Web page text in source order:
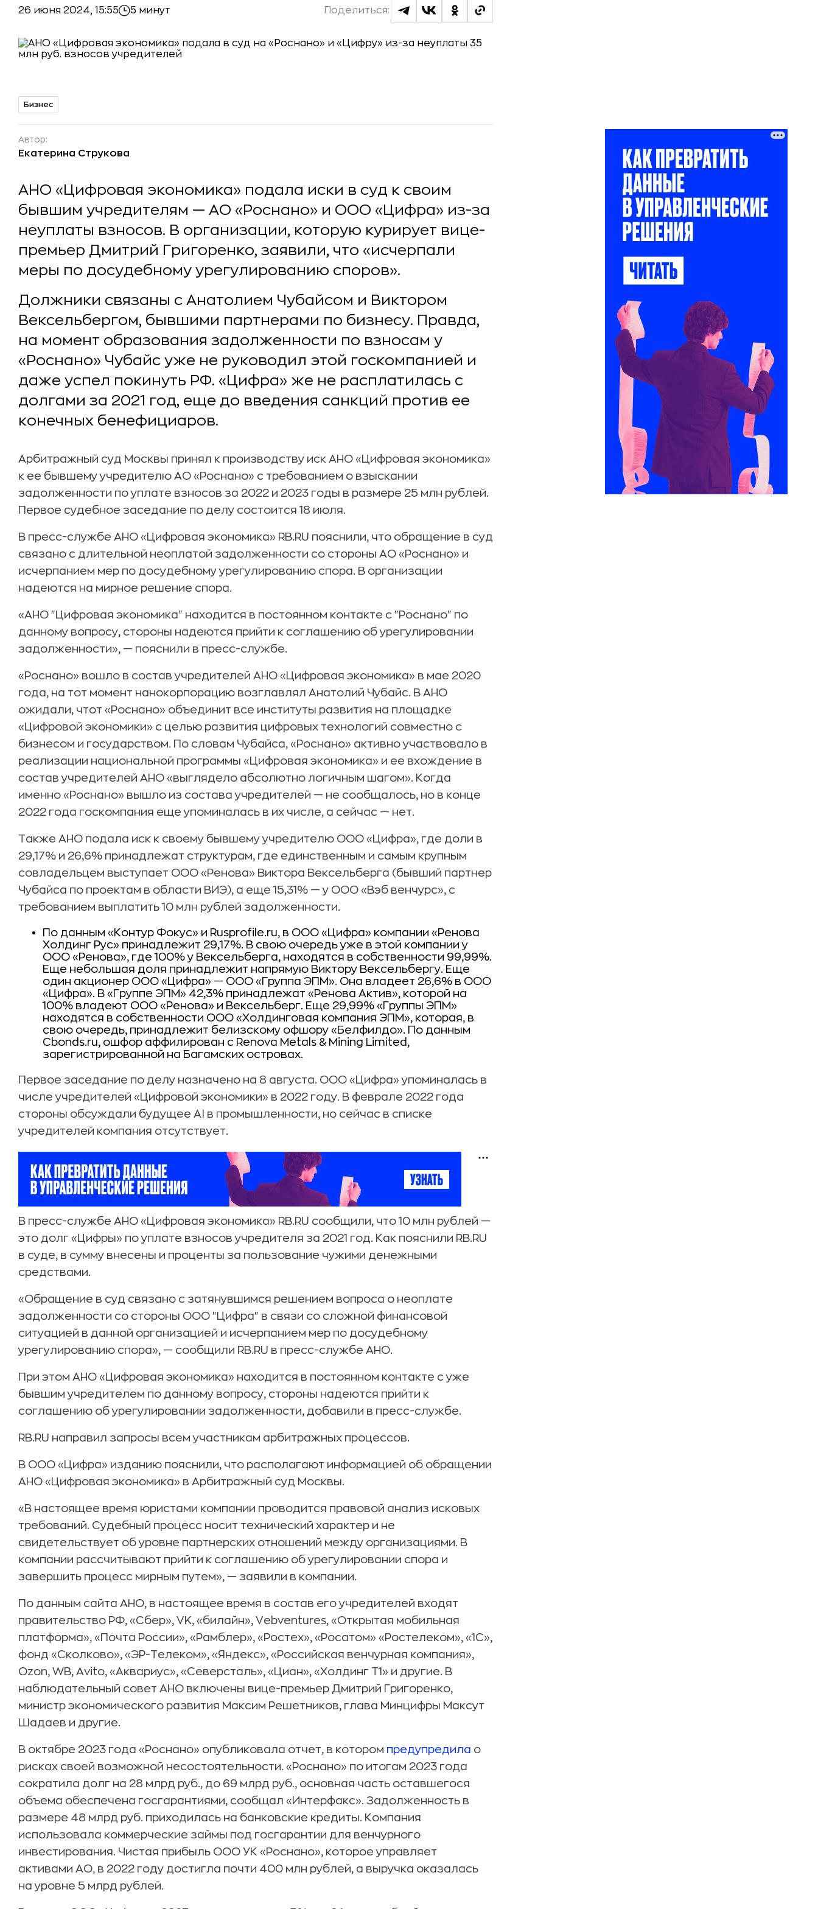
26 июня 2024, 15:55 5 минут Поделиться:
Бизнес
Автор:
Екатерина Струкова
АНО «Цифровая экономика» подала иски в суд к своим
бывшим учредителям — АО «Роснано» и ООО «Цифра» из-за
неуплаты взносов. В организации, которую курирует вице-
премьер Дмитрий Григоренко, заявили, что «исчерпали
меры по досудебному урегулированию споров».
Должники связаны с Анатолием Чубайсом и Виктором
Вексельбергом, бывшими партнерами по бизнесу. Правда,
на момент образования задолженности по взносам у
«Роснано» Чубайс уже не руководил этой госкомпанией и
даже успел покинуть РФ. «Цифра» же не расплатилась с
долгами за 2021 год, еще до введения санкций против ее
конечных бенефициаров.
Арбитражный суд Москвы принял к производству иск АНО «Цифровая экономика»
к ее бывшему учредителю АО «Роснано» с требованием о взыскании
задолженности по уплате взносов за 2022 и 2023 годы в размере 25 млн рублей.
Первое судебное заседание по делу состоится 18 июля.
В пресс-службе АНО «Цифровая экономика» RB.RU пояснили, что обращение в суд
связано с длительной неоплатой задолженности со стороны АО «Роснано» и
исчерпанием мер по досудебному урегулированию спора. В организации
надеются на мирное решение спора.
«АНО "Цифровая экономика" находится в постоянном контакте с "Роснано" по
данному вопросу, стороны надеются прийти к соглашению об урегулировании
задолженности», — пояснили в пресс-службе.
«Роснано» вошло в состав учредителей АНО «Цифровая экономика» в мае 2020
года, на тот момент нанокорпорацию возглавлял Анатолий Чубайс. В АНО
ожидали, чтот «Роснано» объединит все институты развития на площадке
«Цифровой экономики» с целью развития цифровых технологий совместно с
бизнесом и государством. По словам Чубайса, «Роснано» активно участвовало в
реализации национальной программы «Цифровая экономика» и ее вхождение в
состав учредителей АНО «выглядело абсолютно логичным шагом». Когда
именно «Роснано» вышло из состава учредителей — не сообщалось, но в конце
2022 года госкомпания еще упоминалась в их числе, а сейчас — нет.
Также АНО подала иск к своему бывшему учредителю ООО «Цифра», где доли в
29,17% и 26,6% принадлежат структурам, где единственным и самым крупным
совладельцем выступает ООО «Ренова» Виктора Вексельберга (бывший партнер
Чубайса по проектам в области ВИЭ), а еще 15,31% — у ООО «Вэб венчурс», с
требованием выплатить 10 млн рублей задолженности.
По данным «Контур Фокус» и Rusprofile.ru, в ООО «Цифра» компании «Ренова
Холдинг Рус» принадлежит 29,17%. В свою очередь уже в этой компании у
ООО «Ренова», где 100% у Вексельберга, находятся в собственности 99,99%.
Еще небольшая доля принадлежит напрямую Виктору Вексельбергу. Еще
один акционер ООО «Цифра» — ООО «Группа ЭПМ». Она владеет 26,6% в ООО
«Цифра». В «Группе ЭПМ» 42,3% принадлежат «Ренова Актив», которой на
100% владеют ООО «Ренова» и Вексельберг. Еще 29,99% «Группы ЭПМ»
находятся в собственности ООО «Холдинговая компания ЭПМ», которая, в
свою очередь, принадлежит белизскому офшору «Белфилдо». По данным
Cbonds.ru, ошфор аффилирован с Renova Metals & Mining Limited,
зарегистрированной на Багамских островах.
Первое заседание по делу назначено на 8 августа. ООО «Цифра» упоминалась в
числе учредителей «Цифровой экономики» в 2022 году. В феврале 2022 года
стороны обсуждали будущее AI в промышленности, но сейчас в списке
учредителей компания отсутствует.
В пресс-службе АНО «Цифровая экономика» RB.RU сообщили, что 10 млн рублей —
это долг «Цифры» по уплате взносов учредителя за 2021 год. Как пояснили RB.RU
в суде, в сумму внесены и проценты за пользование чужими денежными
средствами.
«Обращение в суд связано с затянувшимся решением вопроса о неоплате
задолженности со стороны ООО "Цифра" в связи со сложной финансовой
ситуацией в данной организацией и исчерпанием мер по досудебному
урегулированию спора», — сообщили RB.RU в пресс-службе АНО.
При этом АНО «Цифровая экономика» находится в постоянном контакте с уже
бывшим учредителем по данному вопросу, стороны надеются прийти к
соглашению об урегулировании задолженности, добавили в пресс-службе.
RB.RU направил запросы всем участникам арбитражных процессов.
В ООО «Цифра» изданию пояснили, что располагают информацией об обращении
АНО «Цифровая экономика» в Арбитражный суд Москвы.
«В настоящее время юристами компании проводится правовой анализ исковых
требований. Судебный процесс носит технический характер и не
свидетельствует об уровне партнерских отношений между организациями. В
компании рассчитывают прийти к соглашению об урегулировании спора и
завершить процесс мирным путем», — заявили в компании.
По данным сайта АНО, в настоящее время в состав его учредителей входят
правительство РФ, «Сбер», VK, «билайн», Vebventures, «Открытая мобильная
платформа», «Почта России», «Рамблер», «Ростех», «Росатом» «Ростелеком», «1С»,
фонд «Сколково», «ЭР-Телеком», «Яндекс», «Российская венчурная компания»,
Ozon, WB, Avito, «Аквариус», «Северсталь», «Циан», «Холдинг Т1» и другие. В
наблюдательный совет АНО включены вице-премьер Дмитрий Григоренко,
министр экономического развития Максим Решетников, глава Минцифры Максут
Шадаев и другие.
В октябре 2023 года «Роснано» опубликовала отчет, в котором предупредила о
рисках своей возможной несостоятельности. «Роснано» по итогам 2023 года
сократила долг на 28 млрд руб., до 69 млрд руб., основная часть оставшегося
объема обеспечена госгарантиями, сообщал «Интерфакс». Задолженность в
размере 48 млрд руб. приходилась на банковские кредиты. Компания
использовала коммерческие займы под госгарантии для венчурного
инвестирования. Чистая прибыль ООО УК «Роснано», которое управляет
активами АО, в 2022 году достигла почти 400 млн рублей, а выручка оказалась
на уровне 5 млрд рублей.